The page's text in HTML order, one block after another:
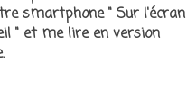
smartphone " Sur l'écran
" et me lire en version